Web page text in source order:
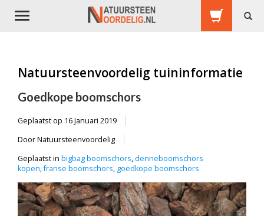
Toggle
Natuursteenvoordelig tuininformatie
Goedkope boomschors
Geplaatst op 16 Januari 2019
Door Natuursteenvoordelig
Geplaatst in bigbag boomschors,denneboomschors
kopen,franse boomschors, goedkope boomschors